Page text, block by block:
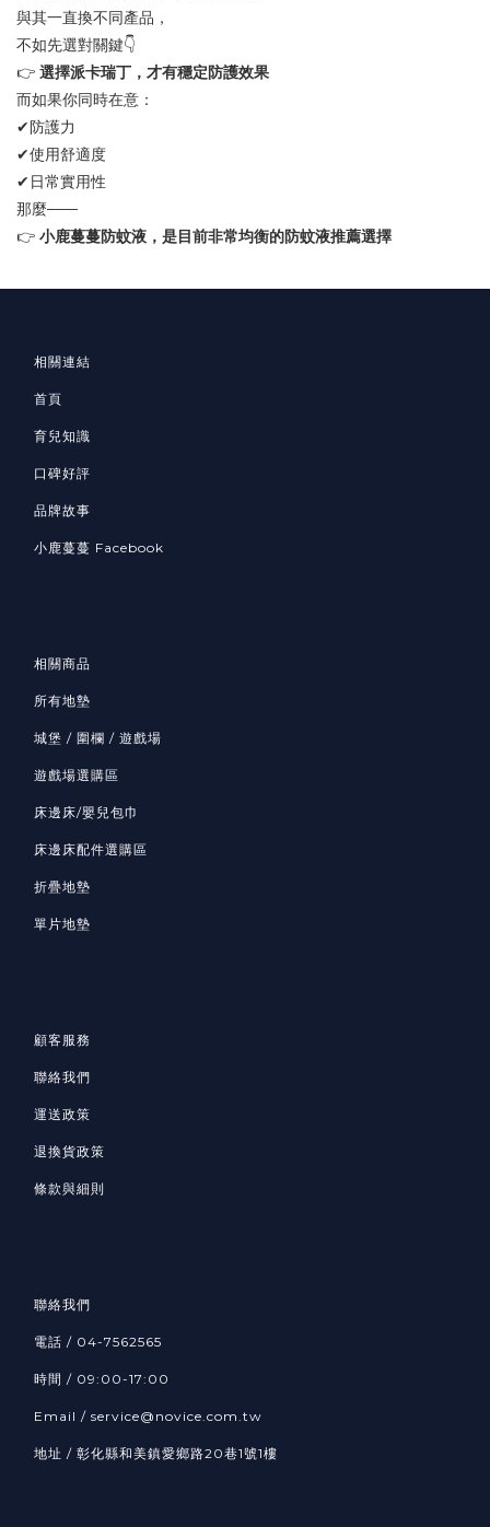
與其一直換不同產品，
不如先選對關鍵👇
👉 選擇派卡瑞丁，才有穩定防護效果
而如果你同時在意：
✔ 防護力
✔使用舒適度
✔ 日常實用性
那麼——
👉 小鹿蔓蔓防蚊液，是目前非常均衡的防蚊液推薦選擇
相關連結
首頁
育兒知識
口碑好評
品牌故事
小鹿蔓蔓 Facebook
相關商品
所有地墊
城堡 / 圍欄 / 遊戲場
遊戲場選購區
床邊床/嬰兒包巾
床邊床配件選購區
折疊地墊
單片地墊
顧客服務
聯絡我們
運送政策
退換貨政策
條款與細則
聯絡我們
電話 / 04-7562565
時間 / 09:00-17:00
Email / service@novice.com.tw
地址 / 彰化縣和美鎮愛鄉路20巷1號1樓